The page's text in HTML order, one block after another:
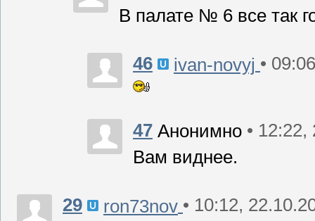
В палате № 6 все так
46 ivan-novyj •
47 Анонимно • 12:22,
Вам виднее.
29 ron73nov • 10:12,